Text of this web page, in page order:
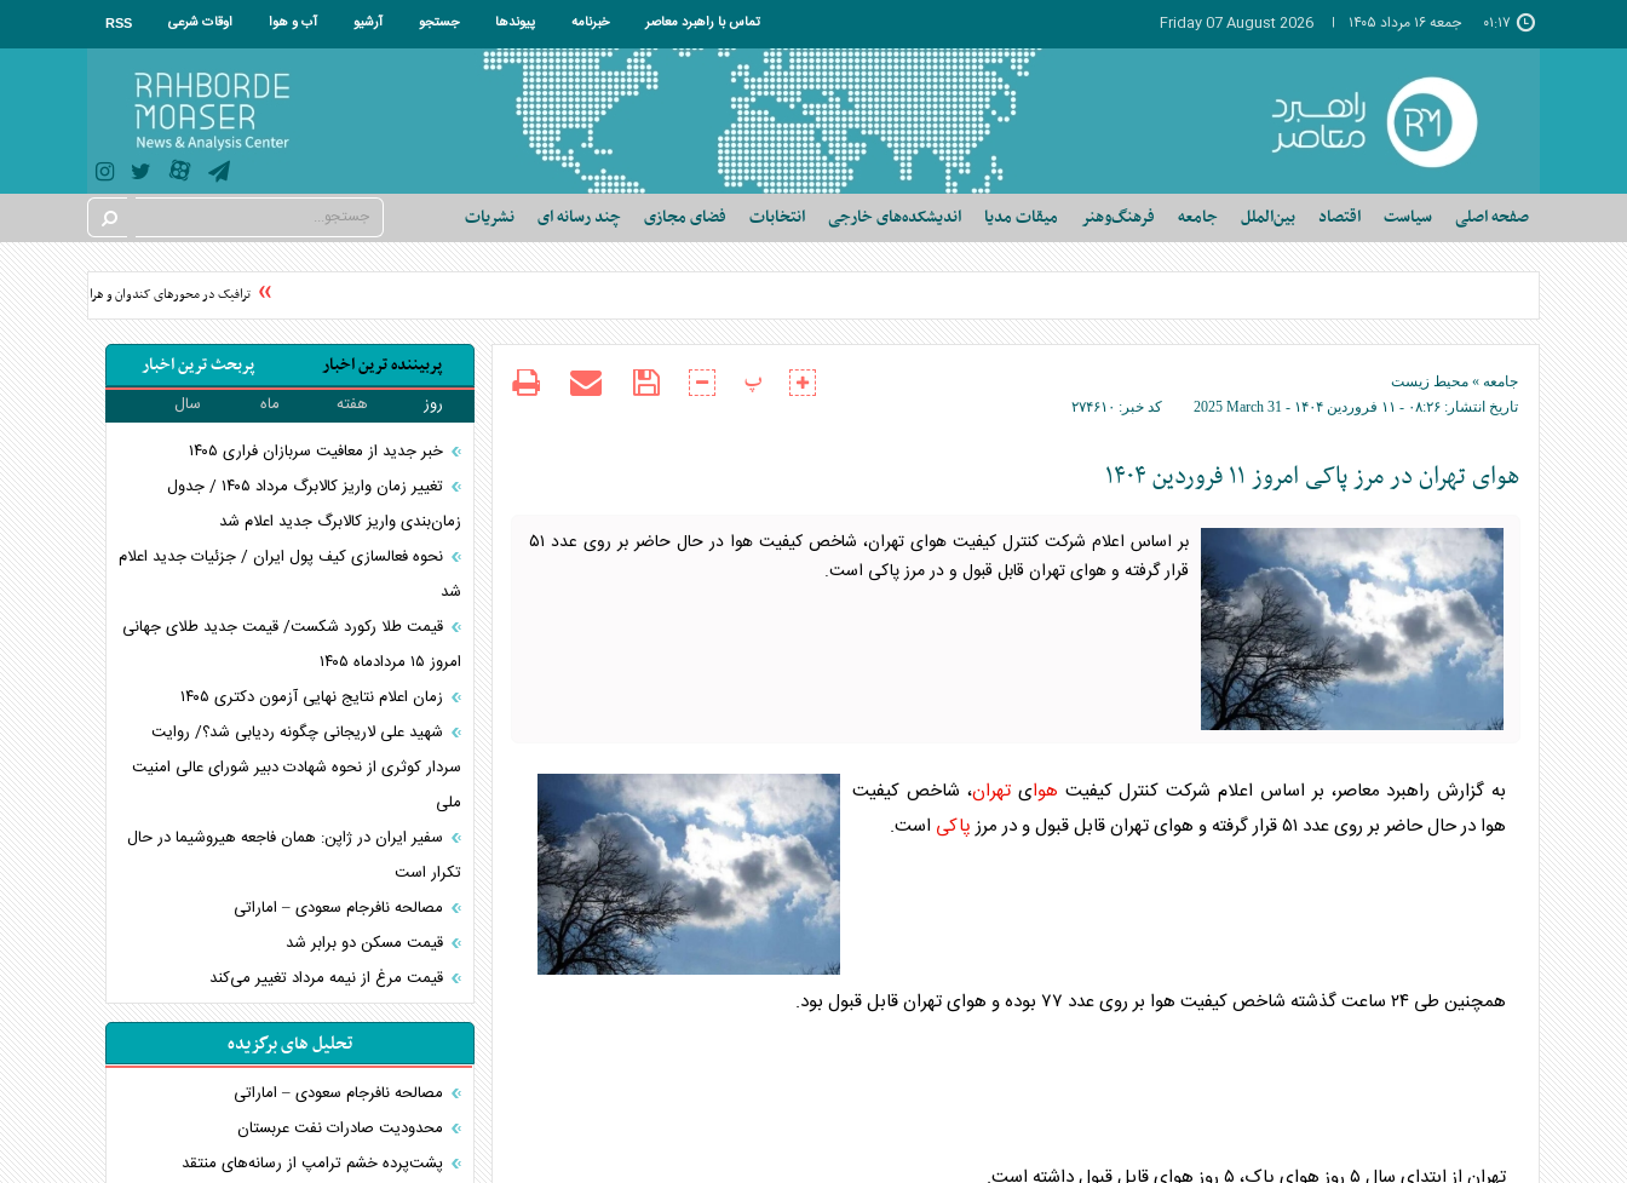
۰۱:۱۷ جمعه ۱۶ مرداد ۱۴۰۵ Friday 07 August 2026 تماس با راهبرد معاصر خبرنامه پیوندها جستجو آرشیو آب و هوا اوقات شرعی RSS
صفحه اصلی سیاست اقتصاد بین‌الملل جامعه فرهنگ‌وهنر میقات مدیا اندیشکده‌های خارجی انتخابات فضای مجازی چند رسانه ای نشریات
ترافیک در محورهای کندوان و هراز سنگین است
جامعه » محیط زیست
تاریخ انتشار: ۰۸:۲۶ - ۱۱ فروردين ۱۴۰۴ - 2025 March 31 کد خبر: ۲۷۴۶۱۰
پ
هوای تهران در مرز پاکی امروز ۱۱ فروردین ۱۴۰۴
بر اساس اعلام شرکت کنترل کیفیت هوای تهران، شاخص کیفیت هوا در حال حاضر بر روی عدد ۵۱
قرار گرفته و هوای تهران قابل قبول و در مرز پاکی است.
به گزارش راهبرد معاصر، بر اساس اعلام شرکت کنترل کیفیت هوایتهران، شاخص کیفیت
هوا در حال حاضر بر روی عدد ۵۱ قرار گرفته و هوایتهرانقابل قبول و در مرز پاکی است.
همچنین طی ۲۴ ساعت گذشته شاخص کیفیت هوا بر روی عدد ۷۷ بوده و هوایتهرانقابل قبول بود.
پربیننده ترین اخبار پربحث ترین اخبار
روز هفته ماه
سال
خبر جدید از معافیت سربازان فراری ۱۴۰۵
تغییر زمان واریز کالابرگ مرداد ۱۴۰۵ / جدول
زمان‌بندی واریز کالابرگ جدید اعلام شد
نحوه فعالسازی کیف پول ایران / جزئیات جدید اعلام
شد
قیمت طلا رکورد شکست/ قیمت جدید طلای جهانی
امروز ۱۵ مردادماه ۱۴۰۵
زمان اعلام نتایج نهایی آزمون دکتری ۱۴۰۵
شهید علی لاریجانی چگونه ردیابی شد؟/ روایت
سردار کوثری از نحوه شهادت دبیر شورای عالی امنیت
ملی
سفیر ایران در ژاپن: همان فاجعه هیروشیما در حال
تکرار است
مصالحه نافرجام سعودی – اماراتی
قیمت مسکن دو برابر شد
قیمت مرغ از نیمه مرداد تغییر می‌کند
تحلیل های برگزیده
مصالحه نافرجام سعودی – اماراتی
محدودیت صادرات نفت عربستان
پشت‌پرده خشم ترامپ از رسانه‌های منتقد